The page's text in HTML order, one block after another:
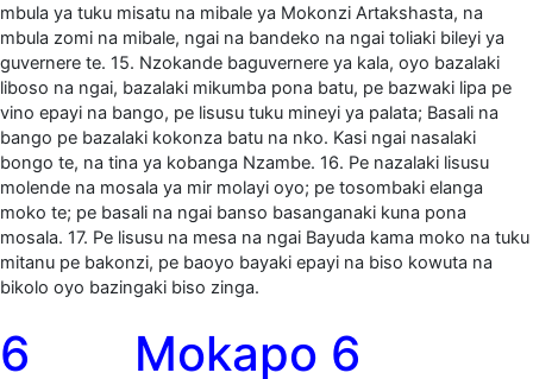
mbula ya tuku misatu na mibale ya Mokonzi Artakshasta, na
mbula zomi na mibale, ngai na bandeko na ngai toliaki bileyi ya
guvernere te. 15. Nzokande baguvernere ya kala, oyo bazalaki
liboso na ngai, bazalaki mikumba pona batu, pe bazwaki lipa pe
vino epayi na bango, pe lisusu tuku mineyi ya palata; Basali na
bango pe bazalaki kokonza batu na nko. Kasi ngai nasalaki
bongo te, na tina ya kobanga Nzambe. 16. Pe nazalaki lisusu
molende na mosala ya mir molayi oyo; pe tosombaki elanga
moko te; pe basali na ngai banso basanganaki kuna pona
mosala. 17. Pe lisusu na mesa na ngai Bayuda kama moko na tuku
mitanu pe bakonzi, pe baoyo bayaki epayi na biso kowuta na
bikolo oyo bazingaki biso zinga.
6 Mokapo 6